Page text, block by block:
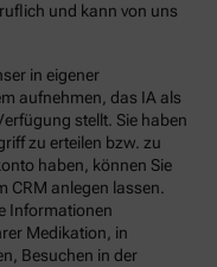
und kann von uns
in eigener
aufnehmen, das IA als
stellt. Sie haben
zu erteilen bzw. zu
haben, können Sie
CRM anlegen lassen.
Informationen
Medikation, in
Besuchen in der